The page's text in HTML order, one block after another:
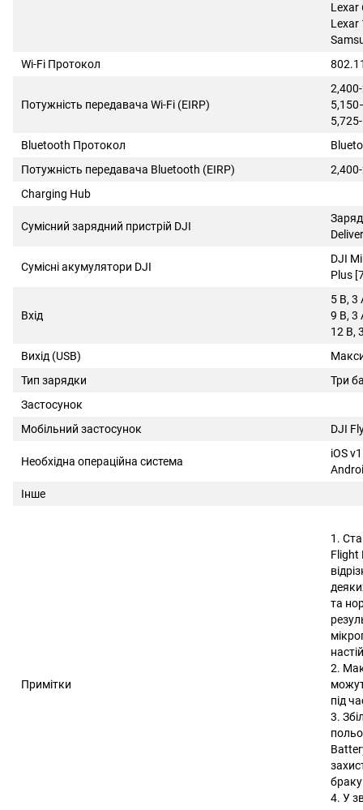
Lexar
Lexar
Wi-Fi Протокол
Потужність передавача Wi-Fi (EIRP)
Bluetooth Протокол
Потужність передавача Bluetooth (EIRP)
Charging Hub
Сумісний зарядний пристрій DJI
Сумісні акумулятори DJI
DJI
Plus
Вхід
5 В, 3
9 В, 3
12 В,
Вихід (USB)
Тип зарядки
Три
Застосунок
Мобільний застосунок
DJI
Необхідна операційна система
iOS
Інше
Примітки
1.
Flight
та
2.
під
3.
браку
4. У